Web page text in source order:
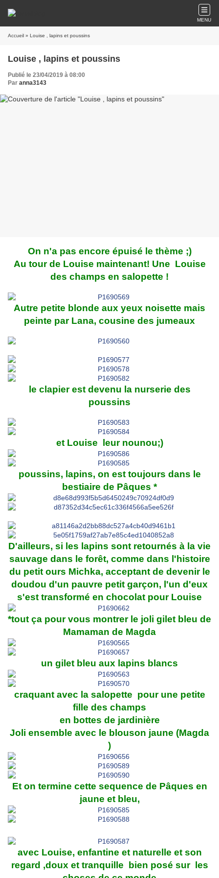
MENU
Accueil » Louise , lapins et poussins
Louise , lapins et poussins
Publié le 23/04/2019 à 08:00
Par anna3143
On n'a pas encore épuisé le thème ;)
Au tour de Louise maintenant! Une Louise
des champs en salopette !
Autre petite blonde aux yeux noisette mais
peinte par Lana, cousine des jumeaux
le clapier est devenu la nurserie des
poussins
et Louise leur nounou;)
poussins, lapins, on est toujours dans le
bestiaire de Pâques *
D'ailleurs, si les lapins sont retournés à la vie
sauvage dans le forêt, comme dans l'histoire
du petit ours Michka, acceptant de devenir le
doudou d'un pauvre petit garçon, l'un d'eux
s'est transformé en chocolat pour Louise
*tout ça pour vous montrer le joli gilet bleu de
Mamaman de Magda
un gilet bleu aux lapins blancs
craquant avec la salopette pour une petite
fille des champs
en bottes de jardinière
Joli ensemble avec le blouson jaune (Magda
)
Et on termine cette sequence de Pâques en
jaune et bleu,
avec Louise, enfantine et naturelle et son
regard ,doux et tranquille bien posé sur les